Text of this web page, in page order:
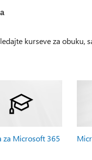
kurseve za obuku,
za Microsoft 365